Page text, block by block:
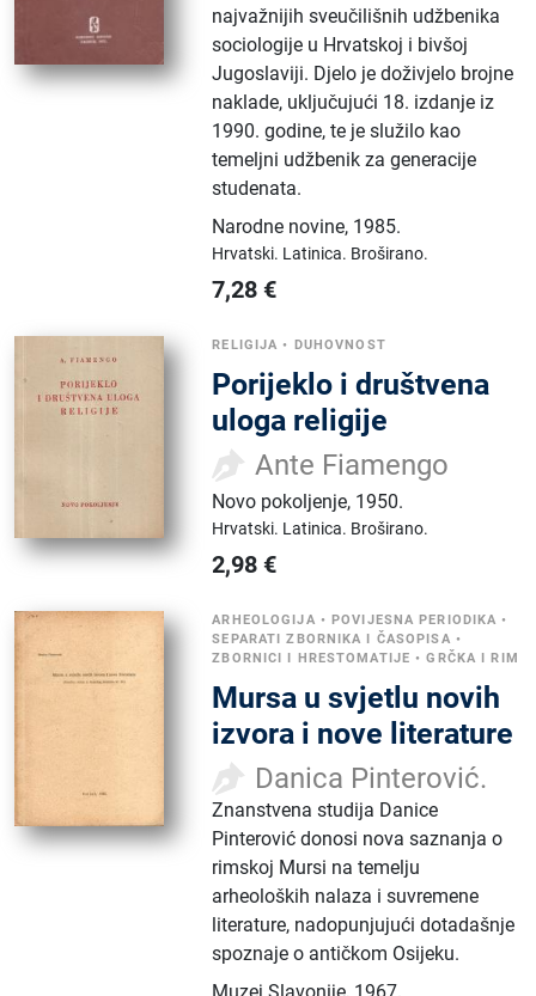
najvažnijih sveučilišnih udžbenika
sociologije u Hrvatskoj i bivšoj
Jugoslaviji. Djelo je doživjelo brojne
naklade, uključujući 18. izdanje iz
1990. godine, te je služilo kao
temeljni udžbenik za generacije
studenata.
Narodne novine, 1985.
Hrvatski. Latinica. Broširano.
7,28 €
RELIGIJA • DUHOVNOST
Porijeklo i društvena
uloga religije
Ante Fiamengo
Novo pokoljenje, 1950.
Hrvatski. Latinica. Broširano.
2,98 €
ARHEOLOGIJA •POVIJESNA PERIODIKA •
SEPARATI ZBORNIKA I ČASOPISA •
ZBORNICI I HRESTOMATIJE •GRČKA I RIM
Mursa u svjetlu novih
izvora i nove literature
Danica Pinterović.
Znanstvena studija Danice
Pinterović donosi nova saznanja o
rimskoj Mursi na temelju
arheoloških nalaza i suvremene
literature, nadopunjujući dotadašnje
spoznaje o antičkom Osijeku.